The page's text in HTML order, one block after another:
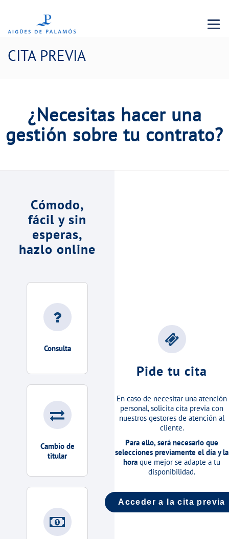
Menu
CITA PREVIA
¿Necesitas hacer una
gestión sobre tu contrato?
Cómodo,
fácil y sin
esperas,
hazlo online
Consulta
Cambio de
titular
Pide tu cita
En caso de necesitar una atención
personal, solicita cita previa con
nuestros gestores de atención al
cliente.
Para ello, será necesario que
selecciones previamente el día y la
hora que mejor se adapte a tu
disponibilidad.
Acceder a la cita previa